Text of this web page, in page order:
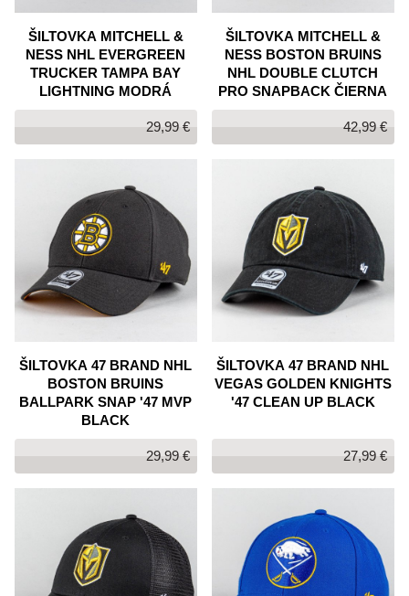
ŠILTOVKA MITCHELL &
NESS NHL EVERGREEN
TRUCKER TAMPA BAY
LIGHTNING MODRÁ
29,99 €
ŠILTOVKA MITCHELL &
NESS BOSTON BRUINS
NHL DOUBLE CLUTCH
PRO SNAPBACK ČIERNA
42,99 €
ŠILTOVKA 47 BRAND NHL
BOSTON BRUINS
BALLPARK SNAP '47 MVP
BLACK
29,99 €
ŠILTOVKA 47 BRAND NHL
VEGAS GOLDEN KNIGHTS
'47 CLEAN UP BLACK
27,99 €